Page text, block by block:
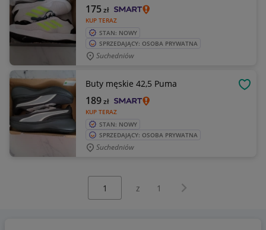
KUP TERAZ
175zł
STAN: NOWY
SPRZEDAJĄCY: OSOBA PRYWATNA
Suchedniów
Buty męskie 42,5 Puma
KUP TERAZ
189zł
STAN: NOWY
SPRZEDAJĄCY: OSOBA PRYWATNA
Suchedniów
z 1 Następna strona